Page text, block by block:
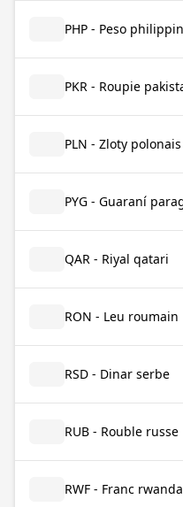
PHP - Peso philippin
PKR - Roupie
PLN - Zloty polonais
PYG - Guaraní
QAR - Riyal qatari
RON - Leu roumain
RSD - Dinar serbe
RUB - Rouble russe
RWF - Franc